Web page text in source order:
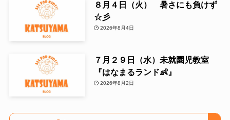
８月４日（火） 暑さにも負けず
☆彡
2026年8月4日
７月２９日（水）未就園児教室
『はなまるランド👶』
2026年8月2日